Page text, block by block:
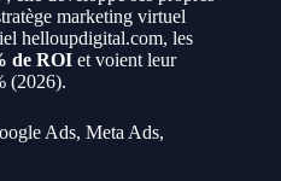
marketing virtuel
helloupdigital.com, les
de ROI et voient leur
(2026).
Ads, Meta Ads,